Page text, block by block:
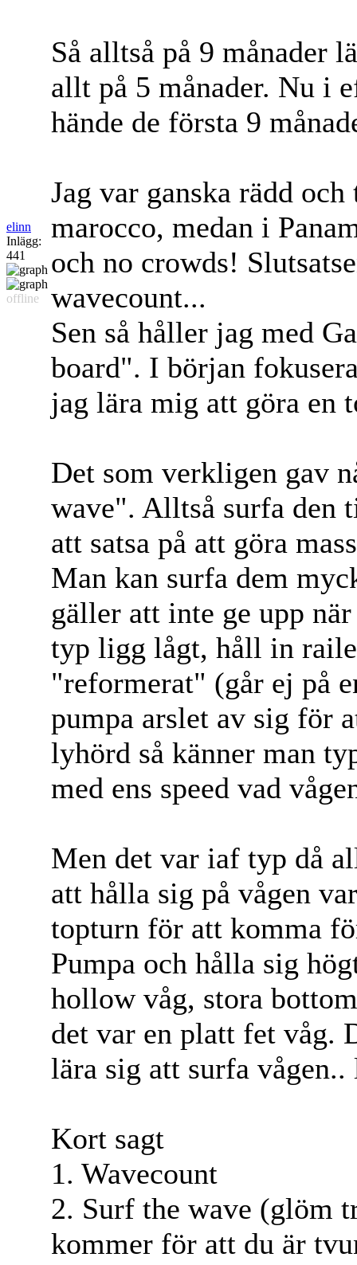
elinn
Inlägg:
441
offline
Så alltså på 9 månader
allt på 5 månader. Nu i
hände de första 9
Jag var ganska rädd
marocco, medan i
och no crowds!
wavecount...
Sen så håller jag med
board". I början
jag lära mig att göra
Det som verkligen gav
wave". Alltså surfa den
att satsa på att göra
Man kan surfa dem
gäller att inte ge upp
typ ligg lågt, håll in
"reformerat" (går ej på
pumpa arslet av sig för
lyhörd så känner man
med ens speed vad
Men det var iaf typ då
att hålla sig på vågen
topturn för att komma
Pumpa och hålla sig
hollow våg, stora
det var en platt fet våg.
lära sig att surfa
Kort sagt
1. Wavecount
2. Surf the wave (glöm
kommer för att du är